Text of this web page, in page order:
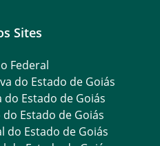
Sites
Federal
do Estado de Goiás
do Estado de Goiás
Estado de Goiás
do Estado de Goiás